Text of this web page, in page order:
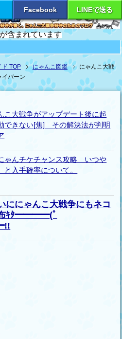
Facebook LINEで送る
含まれています
ド TOP にゃんこ図鑑
にゃんこ大戦
バーン
こ大戦争がアップデート後に起
できない[焦] その解決法が判明
ゃんチケチャンス攻略 いつや
と入手確率について。
ににゃんこ大戦争にもネコ
布ｷﾀ━━━━(ﾟ